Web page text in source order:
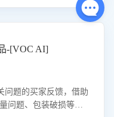
-[VOC AI]
问题的买家反馈，借助
问题、包装破损等，